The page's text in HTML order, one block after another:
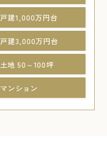
戸建1,000万円台
戸建3,000万円台
土地 50～100坪
マンション